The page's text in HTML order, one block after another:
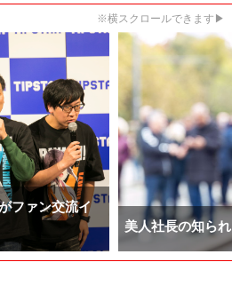
※横スクロールできます▶
ファン交流イ
美人社長の知ら